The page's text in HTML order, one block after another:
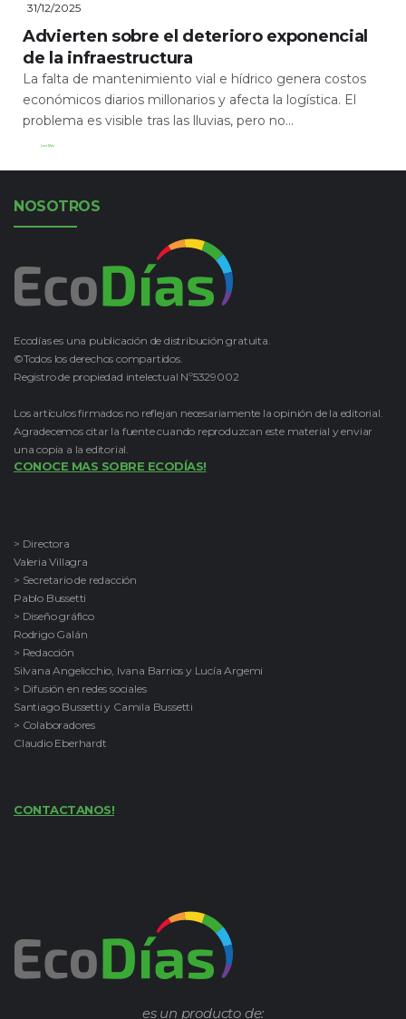
31/12/2025
Advierten sobre el deterioro exponencial
de la infraestructura
La falta de mantenimiento vial e hídrico genera costos
económicos diarios millonarios y afecta la logística. El
problema es visible tras las lluvias, pero no...
Leer Más
NOSOTROS
Ecodías es una publicación de distribución gratuita.
©Todos los derechos compartidos.
Registro de propiedad intelectual Nº5329002
Los artículos firmados no reflejan necesariamente la opinión de la editorial.
Agradecemos citar la fuente cuando reproduzcan este material y enviar
una copia a la editorial.
CONOCE MAS SOBRE ECODÍAS!
> Directora
Valeria Villagra
> Secretario de redacción
Pablo Bussetti
> Diseño gráfico
Rodrigo Galán
> Redacción
Silvana Angelicchio, Ivana Barrios y Lucía Argemi
> Difusión en redes sociales
Santiago Bussetti y Camila Bussetti
> Colaboradores
Claudio Eberhardt
CONTACTANOS!
es un producto de: